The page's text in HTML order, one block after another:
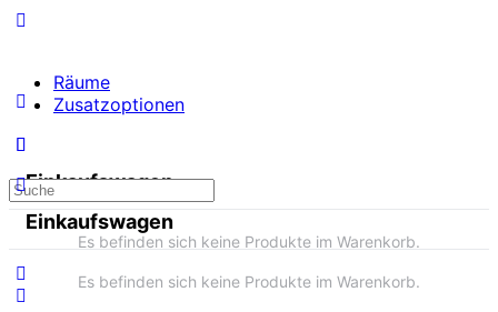
Räume
Zusatzoptionen
Einkaufswagen
Es befinden sich keine Produkte im Warenkorb.
Einkaufswagen
Es befinden sich keine Produkte im Warenkorb.
Suche
nach: